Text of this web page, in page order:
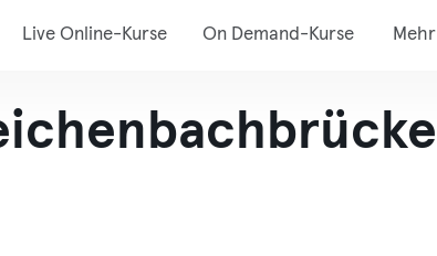
Live Online-Kurse On Demand-Kurse Mehr